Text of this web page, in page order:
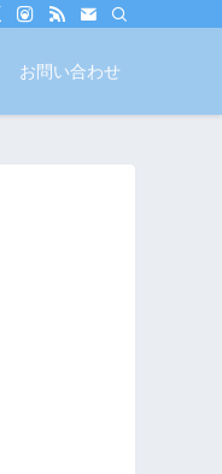
お問い合わせ